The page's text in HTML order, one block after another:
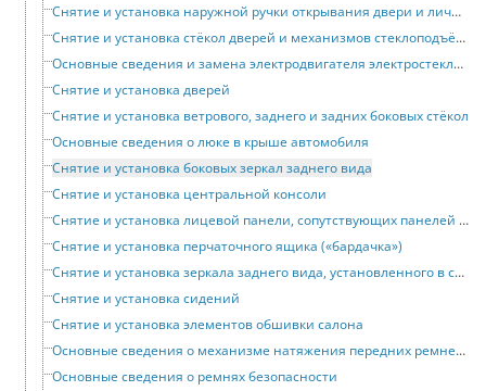
Снятие и установка наружной ручки открывания двери и личинки замка
Снятие и установка стёкол дверей и механизмов стеклоподъёмников
Основные сведения и замена электродвигателя электростеклоподъёмника
Снятие и установка дверей
Снятие и установка ветрового, заднего и задних боковых стёкол
Основные сведения о люке в крыше автомобиля
Снятие и установка боковых зеркал заднего вида
Снятие и установка центральной консоли
Снятие и установка лицевой панели, сопутствующих панелей и поперечины
Снятие и установка перчаточного ящика («бардачка»)
Снятие и установка зеркала заднего вида, установленного в салоне автомобиля
Снятие и установка сидений
Снятие и установка элементов обшивки салона
Основные сведения о механизме натяжения передних ремней безопасности
Основные сведения о ремнях безопасности